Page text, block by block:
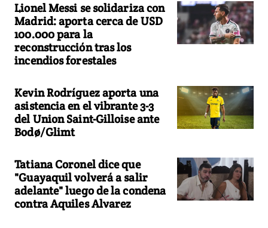
Lionel Messi se solidariza con
Madrid: aporta cerca de USD
100.000 para la
reconstrucción tras los
incendios forestales
Kevin Rodríguez aporta una
asistencia en el vibrante 3-3
del Union Saint-Gilloise ante
Bodø/Glimt
Tatiana Coronel dice que
"Guayaquil volverá a salir
adelante" luego de la condena
contra Aquiles Alvarez